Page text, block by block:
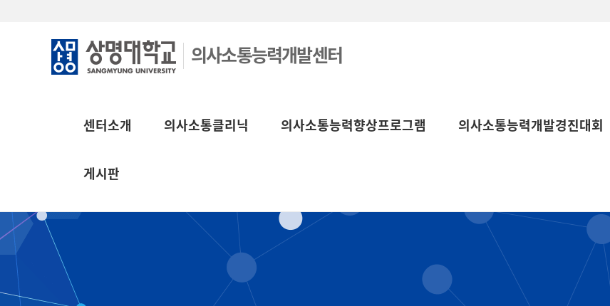
의사소통능력개발센터
센터소개 의사소통클리닉 의사소통능력향상프로그램 의사소통능력개발경진대회
게시판